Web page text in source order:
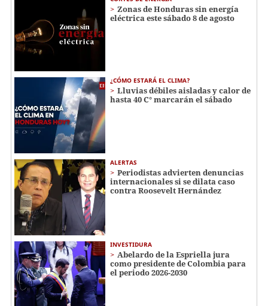
Zonas de Honduras sin energía
eléctrica este sábado 8 de agosto
¿CÓMO ESTARÁ EL CLIMA?
Lluvias débiles aisladas y calor de
hasta 40 C° marcarán el sábado
ALERTAS
Periodistas advierten denuncias
internacionales si se dilata caso
contra Roosevelt Hernández
INVESTIDURA
Abelardo de la Espriella jura
como presidente de Colombia para
el periodo 2026-2030